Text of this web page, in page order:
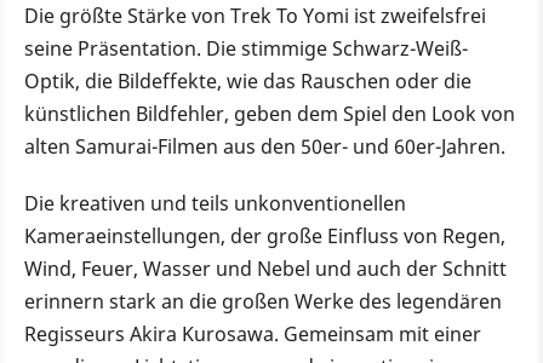
Die größte Stärke von Trek To Yomi ist zweifelsfrei
seine Präsentation. Die stimmige Schwarz-Weiß-
Optik, die Bildeffekte, wie das Rauschen oder die
künstlichen Bildfehler, geben dem Spiel den Look von
alten Samurai-Filmen aus den 50er- und 60er-Jahren.
Die kreativen und teils unkonventionellen
Kameraeinstellungen, der große Einfluss von Regen,
Wind, Feuer, Wasser und Nebel und auch der Schnitt
erinnern stark an die großen Werke des legendären
Regisseurs Akira Kurosawa. Gemeinsam mit einer